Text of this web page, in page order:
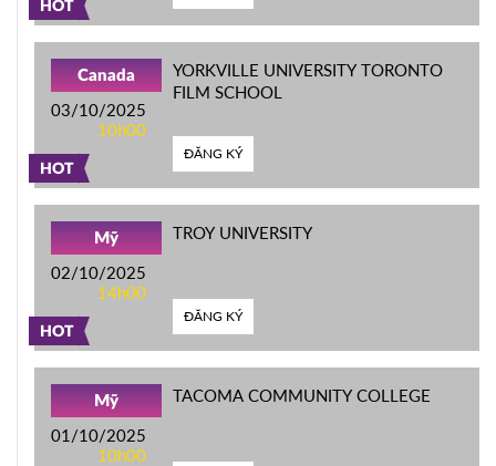
HOT
HOT
Canada
03/10/2025
10h00
YORKVILLE UNIVERSITY TORONTO
FILM SCHOOL
ĐĂNG KÝ
HOT
Mỹ
02/10/2025
14h00
TROY UNIVERSITY
ĐĂNG KÝ
Mỹ
01/10/2025
10h00
TACOMA COMMUNITY COLLEGE